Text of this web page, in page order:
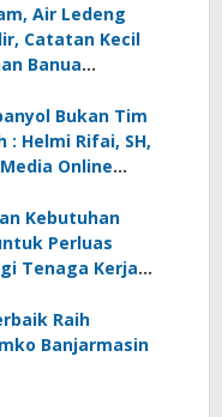
Air Ledeng
Catatan Kecil
Banua
Oleh : Helmi
Bukan Tim
: Helmi Rifai, SH,
Online
Kebutuhan
Perluas
Tenaga Kerja
Raih
Banjarmasin